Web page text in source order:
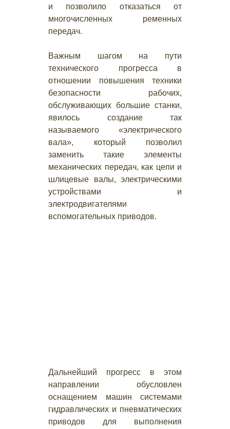
и позволило отказаться от
многочисленных ременных
передач.
Важным шагом на пути
технического прогресса в
отношении повышения техники
безопасности рабочих,
обслуживающих большие станки,
явилось создание так
называемого «электрического
вала», который позволил
заменить такие элементы
механических передач, как цепи и
шлицевые валы, электрическими
устройствами и
электродвигателями
вспомогательных приводов.
Дальнейший прогресс в этом
направлении обусловлен
оснащением машин системами
гидравлических и пневматических
приводов для выполнения